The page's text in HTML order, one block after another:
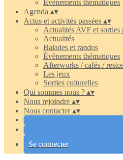
Évènements thématiques
Agenda ▴▾
Actus et activités passées ▴▾
Actualités AVF et sorties
Actualités
Balades et randos
Évènements thématiques
Afterworks / cafés /
Les jeux
Sorties culturelles
Qui sommes nous ? ▴▾
Nous rejoindre ▴▾
Nous contacter▴▾
Se connecter